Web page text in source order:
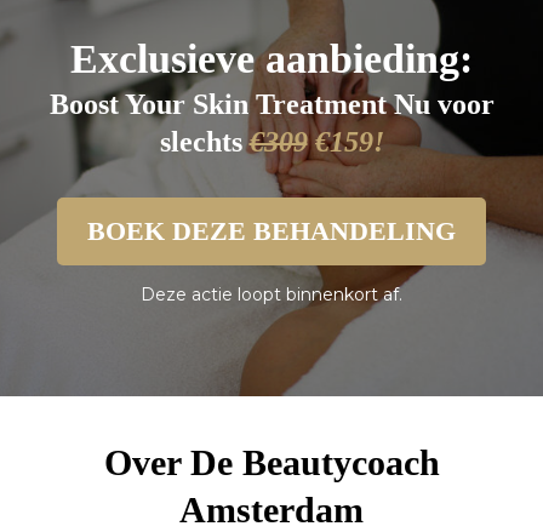
Exclusieve aanbieding:
Boost Your Skin Treatment Nu voor
slechts€309€159!
BOEK DEZE BEHANDELING
Deze actie loopt binnenkort af.
Over De Beautycoach
Amsterdam